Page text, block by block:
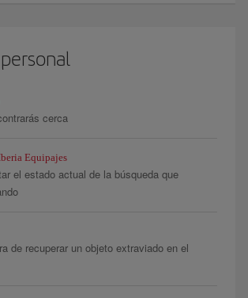
cerca
Equipajes
el estado actual de la búsqueda que
de recuperar un objeto extraviado en el